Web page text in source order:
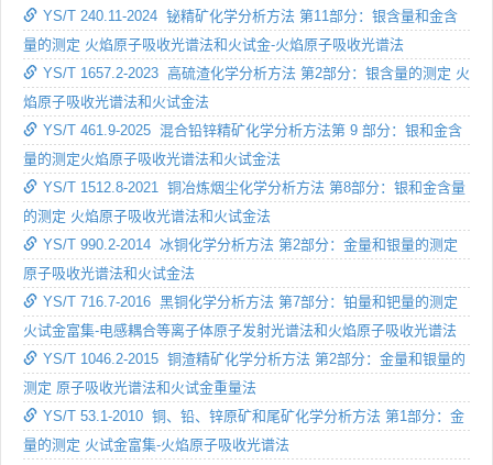
YS/T 240.11-2024 铋精矿化学分析方法 第11部分：银含量和金含
量的测定 火焰原子吸收光谱法和火试金-火焰原子吸收光谱法
YS/T 1657.2-2023 高硫渣化学分析方法 第2部分：银含量的测定 火
焰原子吸收光谱法和火试金法
YS/T 461.9-2025 混合铅锌精矿化学分析方法第 9 部分：银和金含
量的测定火焰原子吸收光谱法和火试金法
YS/T 1512.8-2021 铜冶炼烟尘化学分析方法 第8部分：银和金含量
的测定 火焰原子吸收光谱法和火试金法
YS/T 990.2-2014 冰铜化学分析方法 第2部分：金量和银量的测定
原子吸收光谱法和火试金法
YS/T 716.7-2016 黑铜化学分析方法 第7部分：铂量和钯量的测定
火试金富集-电感耦合等离子体原子发射光谱法和火焰原子吸收光谱法
YS/T 1046.2-2015 铜渣精矿化学分析方法 第2部分：金量和银量的
测定 原子吸收光谱法和火试金重量法
YS/T 53.1-2010 铜、铅、锌原矿和尾矿化学分析方法 第1部分：金
量的测定 火试金富集-火焰原子吸收光谱法